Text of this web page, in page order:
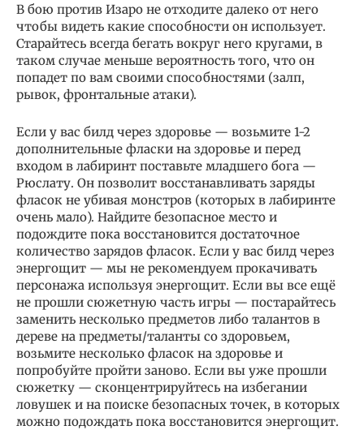
В бою против Изаро не отходите далеко от него
чтобы видеть какие способности он использует.
Старайтесь всегда бегать вокруг него кругами, в
таком случае меньше вероятность того, что он
попадет по вам своими способностями (залп,
рывок, фронтальные атаки).
Если у вас билд через здоровье — возьмите 1-2
дополнительные фласки на здоровье и перед
входом в лабиринт поставьте младшего бога —
Рюслату. Он позволит восстанавливать заряды
фласок не убивая монстров (которых в лабиринте
очень мало). Найдите безопасное место и
подождите пока восстановится достаточное
количество зарядов фласок. Если у вас билд через
энергощит — мы не рекомендуем прокачивать
персонажа используя энергощит. Если вы все ещё
не прошли сюжетную часть игры — постарайтесь
заменить несколько предметов либо талантов в
дереве на предметы/таланты со здоровьем,
возьмите несколько фласок на здоровье и
попробуйте пройти заново. Если вы уже прошли
сюжетку — сконцентрируйтесь на избегании
ловушек и на поиске безопасных точек, в которых
можно подождать пока восстановится энергощит.